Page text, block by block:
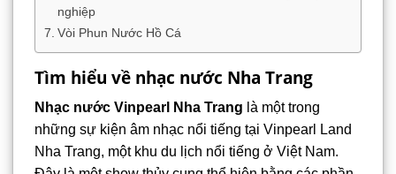
nghiệp
Vòi Phun Nước Hồ Cá
Tìm hiểu về nhạc nước Nha Trang
Nhạc nước Vinpearl Nha Trang là một trong
những sự kiện âm nhạc nổi tiếng tại Vinpearl Land
Nha Trang, một khu du lịch nổi tiếng ở Việt Nam.